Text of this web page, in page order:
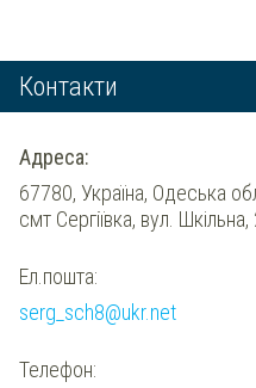
Контакти
Адреса:
67780, Україна, Одеська
смт Сергіївка, вул. Шкільна,
Ел.пошта:
serg_sch8@ukr.net
Телефон: